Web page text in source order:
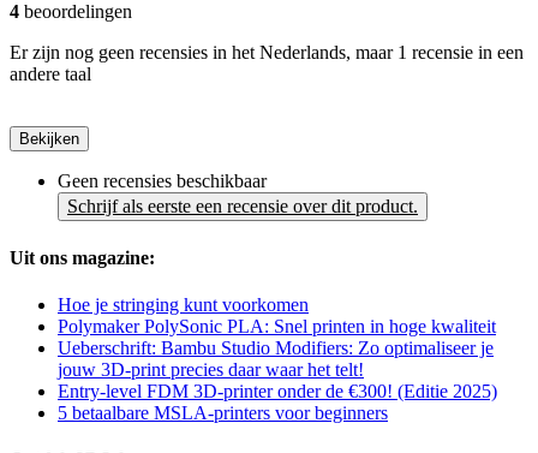
4 beoordelingen
Er zijn nog geen recensies in het Nederlands, maar 1 recensie in een
andere taal
Bekijken
Geen recensies beschikbaar
Schrijf als eerste een recensie over dit product.
Uit ons magazine:
Hoe je stringing kunt voorkomen
Polymaker PolySonic PLA: Snel printen in hoge kwaliteit
Ueberschrift: Bambu Studio Modifiers: Zo optimaliseer je
jouw 3D-print precies daar waar het telt!
Entry-level FDM 3D-printer onder de €300! (Editie 2025)
5 betaalbare MSLA-printers voor beginners